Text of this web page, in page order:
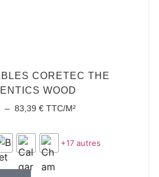
CORETEC THE
WOOD
– 83,39 € TTC/M²
+17 autres